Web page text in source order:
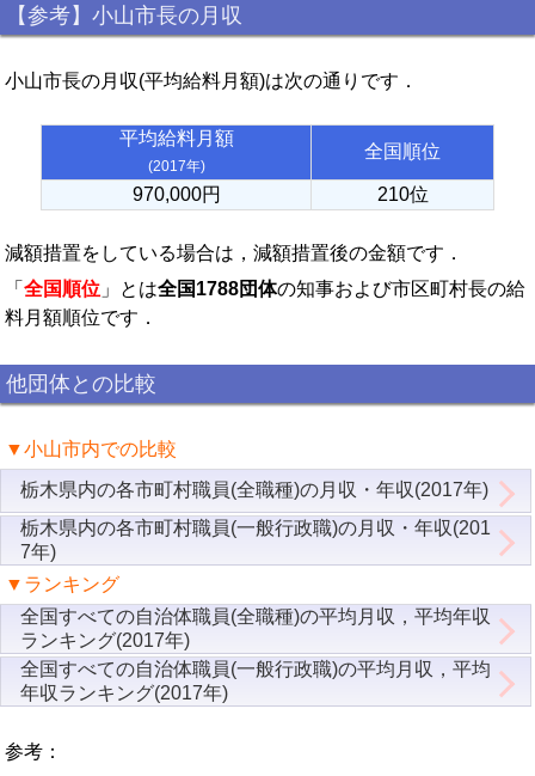
【参考】小山市長の月収
小山市長の月収(平均給料月額)は次の通りです．
平均給料月額
(2017年)
全国順位
970,000円 210位
減額措置をしている場合は，減額措置後の金額です．
「 全国順位 」とは全国1788団体の知事および市区町村長の給
料月額順位です．
他団体との比較
▼小山市内での比較
栃木県内の各市町村職員(全職種)の月収・年収(2017年)
栃木県内の各市町村職員(一般行政職)の月収・年収(201
7年)
▼ランキング
全国すべての自治体職員(全職種)の平均月収，平均年収
ランキング(2017年)
全国すべての自治体職員(一般行政職)の平均月収，平均
年収ランキング(2017年)
参考：